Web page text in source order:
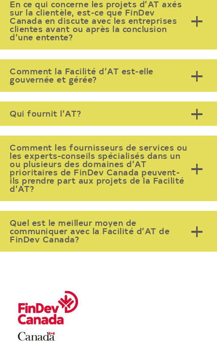
En ce qui concerne les projets d’AT axés
sur la clientèle, est-ce que FinDev
Canada en discute avec les entreprises
clientes avant ou après la conclusion
d’une entente?
Comment la Facilité d’AT est-elle
gouvernée et gérée?
Qui fournit l’AT?
Comment les fournisseurs de services ou
les experts-conseils spécialisés dans un
ou plusieurs des domaines d’AT
prioritaires de FinDev Canada peuvent-
ils prendre part aux projets de la Facilité
d’AT?
Quel est le meilleur moyen de
communiquer avec la Facilité d’AT de
FinDev Canada?
Legal